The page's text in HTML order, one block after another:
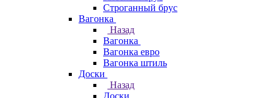
Строганный брус
Вагонка
Назад
Вагонка
Вагонка евро
Вагонка штиль
Доски
Назад
Доски